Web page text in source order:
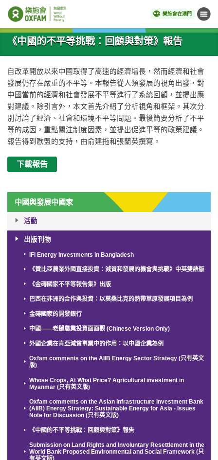
樂施會在澳門 目錄
開始主要內容
《中國的不平等挑戰：回顧與對策》報告
中國與發展中國家
活動
出版刊物
IFI Energy Investments in Bangladesh
《贊比亞農業外國直接投資：減貧和發展的機會與挑戰》中英雙語版
《金磚國家不平等報告集》出版
巴西在非洲的合作與投資：以莫桑比克的熱帶草原發展項目為例
金磚國家的開發銀行
中國——老撾農業投資面面觀 (Chinese Version Only)
外國企業在肯亞減貧事業中的作用：以中國企業為例
Oxfam comments on the AIIB Energy Sector Strategy (只有英文
版)
Whose Crops, At What Price? Agricultural investment in
Myanmar (只有英文版)
Oxfam comments on the Asian Infrastructure Investment Bank
(AIIB) Energy Strategy: Sustainable Energy for Asia - Issues
Note for Discussion (只有英文版)
《中國的不平等挑戰：回顧與對策》報告
Submission on Land Rights and Involuntary Resettlement in the
World Bank Proposed Environmental and Social Framework (只
自改革開放以來中國取得了高速的經濟增長，然而經濟和社會
發展仍存在嚴重的不平等。本報告從人類發展的視角出發，對
中國當前的經濟和社會發展不平等進行了系統回顧，並提出應
對建議。除引言外，本文首先介紹了分析視角和框架。其次分
別討論了經濟、社會和環境不平等問題。最後簡要分析了不平
等的成因，重點關注制度因素，並提出促進平等的政策建議。
報告得到歐盟的支持，由俞建拖和張蘭英撰寫。
下載報告